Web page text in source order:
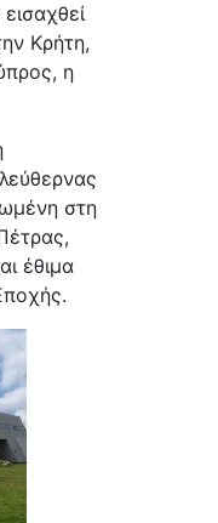
Κρήτη,
η
στη
έθιμα